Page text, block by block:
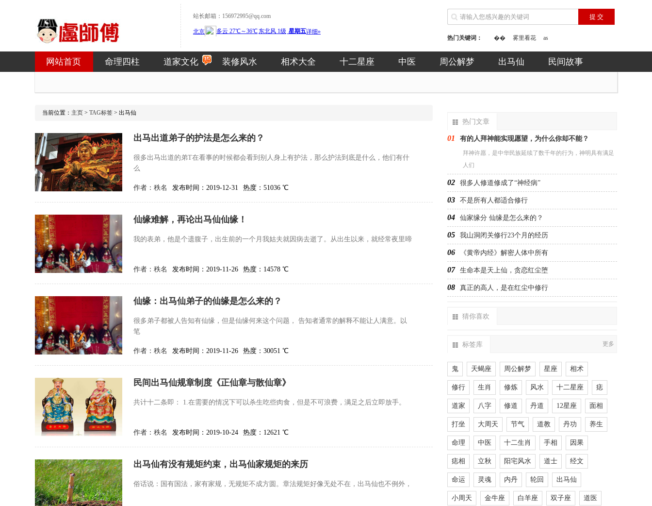
站长邮箱：156972995@qq.com
热门关键词： �� 雾里看花 as
网站首页 命理四柱 道家文化 装修风水 相术大全 十二星座 中医 周公解梦 出马仙 民间故事
当前位置： 主页 > TAG标签 > 出马仙
出马出道弟子的护法是怎么来的？
很多出马出道的弟T在看事的时候都会看到别人身上有护法，那么护法到底是什么，他们有什
么
作者： 秩名 发布时间：2019-12-31 热度：51036 ℃
仙缘难解，再论出马仙仙缘！
我的表弟，他是个遗腹子，出生前的一个月我姑夫就因病去逝了。从出生以来，就经常夜里啼
作者： 秩名 发布时间：2019-11-26 热度：14578 ℃
仙缘：出马仙弟子的仙缘是怎么来的？
很多弟子都被人告知有仙缘，但是仙缘何来这个问题， 告知者通常的解释不能让人满意。以
笔
作者： 秩名 发布时间：2019-11-26 热度：30051 ℃
民间出马仙规章制度《正仙章与散仙章》
共计十二条即： 1.在需要的情况下可以杀生吃些肉食，但是不可浪费，满足之后立即放手。
作者： 秩名 发布时间：2019-10-24 热度：12621 ℃
出马仙有没有规矩约束，出马仙家规矩的来历
俗话说：国有国法，家有家规，无规矩不成方圆。章法规矩好像无处不在，出马仙也不例外，
热门文章
01 有的人拜神能实现愿望，为什么你却不能？
拜神许愿，是中华民族延续了数千年的行为，神明具有满足
人们
02 很多人修道修成了“神经病”
03 不是所有人都适合修行
04 仙家缘分 仙缘是怎么来的？
05 我山洞闭关修行23个月的经历
06 《黄帝内经》解密人体中所有
07 生命本是天上仙，贪恋红尘堕
08 真正的高人，是在红尘中修行
猜你喜欢
标签库 更多
鬼 天蝎座 周公解梦 星座 相术
修行 生肖 修炼 风水 十二星座 痣
道家 八字 修道 丹道 12星座 面相
打坐 大周天 节气 道教 丹功 养生
命理 中医 十二生肖 手相 因果
痣相 立秋 阳宅风水 道士 经文
命运 灵魂 内丹 轮回 出马仙
小周天 金牛座 白羊座 双子座 道医